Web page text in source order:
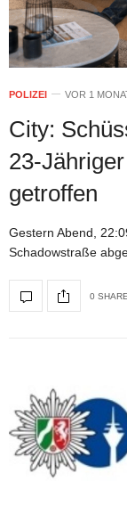
POLIZEI VOR 1
City:
23-
getroffen
Gestern Abend,
Schadowstraße
0